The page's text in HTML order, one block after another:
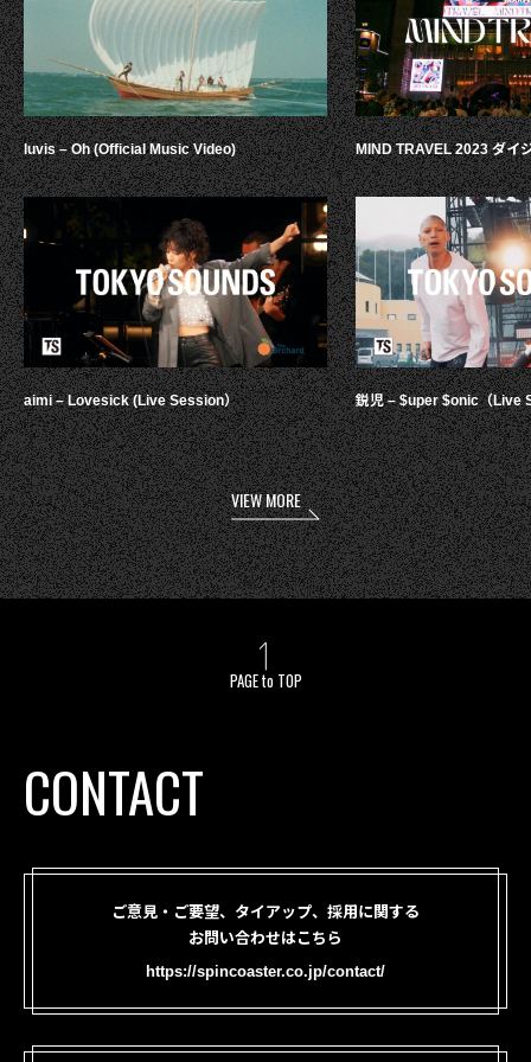
luvis – Oh (Official Music Video)
aimi – Lovesick (Live Session）
MIND TRAVEL 2023 ダイ
鋭児 – $uper $onic（Live
VIEW MORE
PAGE to TOP
CONTACT
ご意見・ご要望、タイアップ、採用に関する
お問い合わせはこちら
https://spincoaster.co.jp/contact/